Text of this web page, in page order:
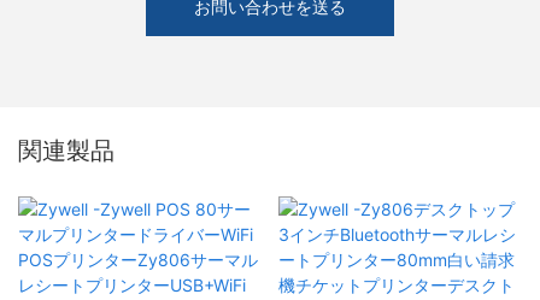
お問い合わせを送る
関連製品